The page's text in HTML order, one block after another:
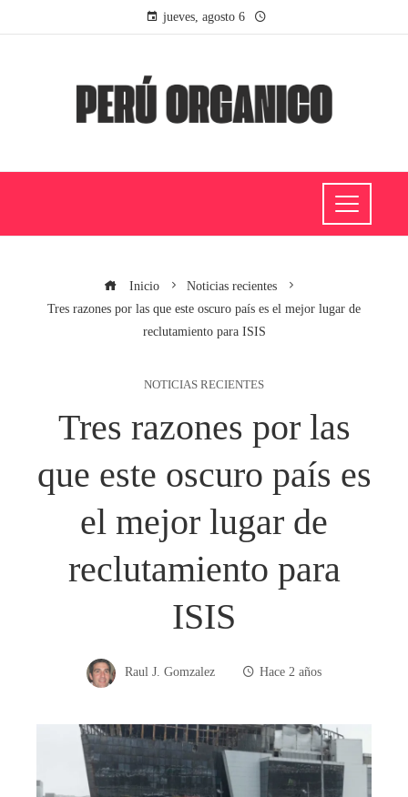
jueves, agosto 6
Inicio
Noticias recientes
Tres razones por las que este oscuro país es el mejor lugar de
reclutamiento para ISIS
NOTICIAS RECIENTES
Tres razones por las
que este oscuro país es
el mejor lugar de
reclutamiento para
ISIS
Raul J. Gomzalez Hace 2 años